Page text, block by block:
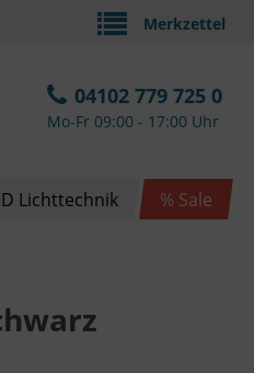
04102 779 725 0
Mo-Fr 09:00 - 17:00 Uhr
Lichttechnik % Sale